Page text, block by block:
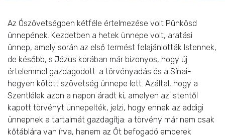
Az Ószövetségben kétféle értelmezése volt Pünkösd
ünnepének. Kezdetben a hetek ünnepe volt, aratási
ünnep, amely során az első termést felajánlották Istennek,
de később, s Jézus korában már bizonyos, hogy új
értelemmel gazdagodott: a törvényadás és a Sínai-
hegyen kötött szövetség ünnepe lett. Azáltal, hogy a
Szentlélek azon a napon áradt ki, amelyen az Istentől
kapott törvényt ünnepelték, jelzi, hogy ennek az addigi
ünnepnek a tartalmát gazdagítja: a törvény már nem csak
kőtáblára van írva, hanem az Őt befogadó emberek